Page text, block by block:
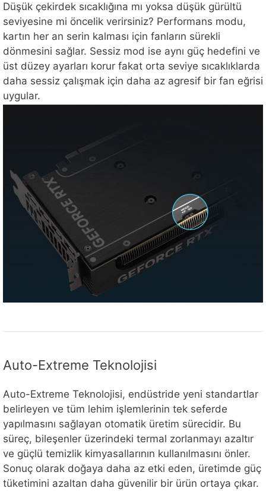
Düşük çekirdek sıcaklığına mı yoksa düşük gürültü
seviyesine mi öncelik verirsiniz? Performans modu,
kartın her an serin kalması için fanların sürekli
dönmesini sağlar. Sessiz mod ise aynı güç hedefini ve
üst düzey ayarları korur fakat orta seviye sıcaklıklarda
daha sessiz çalışmak için daha az agresif bir fan eğrisi
uygular.
Auto-Extreme Teknolojisi
Auto-Extreme Teknolojisi, endüstride yeni standartlar
belirleyen ve tüm lehim işlemlerinin tek seferde
yapılmasını sağlayan otomatik üretim sürecidir. Bu
süreç, bileşenler üzerindeki termal zorlanmayı azaltır
ve güçlü temizlik kimyasallarının kullanılmasını önler.
Sonuç olarak doğaya daha az etki eden, üretimde güç
tüketimini azaltan daha güvenilir bir ürün ortaya çıkar.